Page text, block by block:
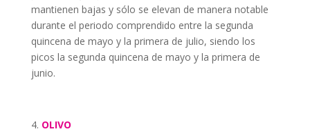
mantienen bajas y sólo se elevan de manera notable
durante el periodo comprendido entre la segunda
quincena de mayo y la primera de julio, siendo los
picos la segunda quincena de mayo y la primera de
junio.
OLIVO